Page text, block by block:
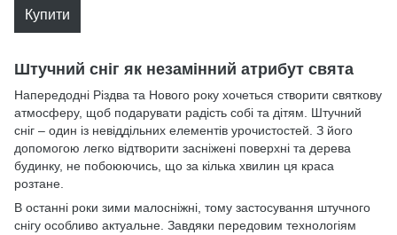
Купити
Штучний сніг як незамінний атрибут свята
Напередодні Різдва та Нового року хочеться створити святкову
атмосферу, щоб подарувати радість собі та дітям. Штучний
сніг – один із невіддільних елементів урочистостей. З його
допомогою легко відтворити засніжені поверхні та дерева
будинку, не побоюючись, що за кілька хвилин ця краса
розтане.
В останні роки зими малосніжні, тому застосування штучного
снігу особливо актуальне. Завдяки передовим технологіям